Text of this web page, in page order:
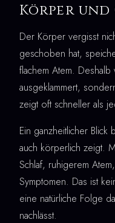
Körper
Der Körper vergisst
geschoben hat,
flachem Atem.
ausgeklammert,
zeigt oft schneller als
Ein ganzheitlicher
auch körperlich zeigt.
Schlaf, ruhigerem
Symptomen. Das ist
eine natürliche Folge
nachlässt.